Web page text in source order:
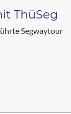
ThüSeg
Segwaytour